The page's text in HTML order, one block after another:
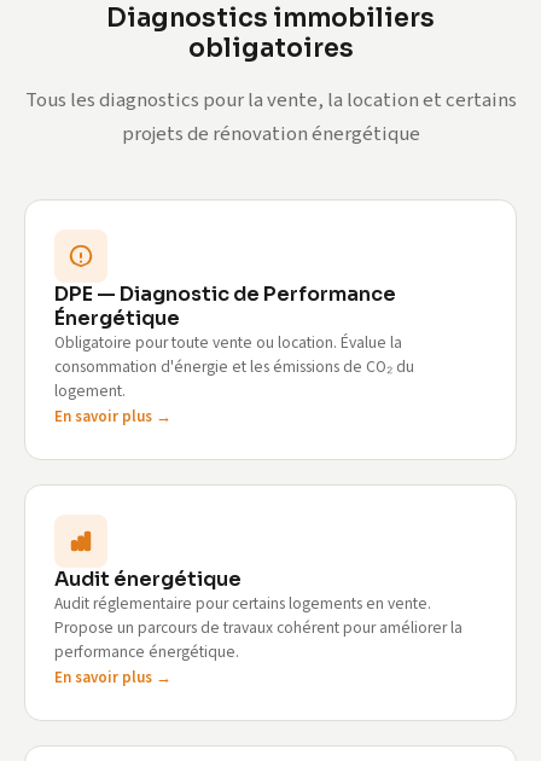
Diagnostics immobiliers
obligatoires
Tous les diagnostics pour la vente, la location et certains
projets de rénovation énergétique
DPE — Diagnostic de Performance
Énergétique
Obligatoire pour toute vente ou location. Évalue la
consommation d'énergie et les émissions de CO₂ du
logement.
En savoir plus →
Audit énergétique
Audit réglementaire pour certains logements en vente.
Propose un parcours de travaux cohérent pour améliorer la
performance énergétique.
En savoir plus →